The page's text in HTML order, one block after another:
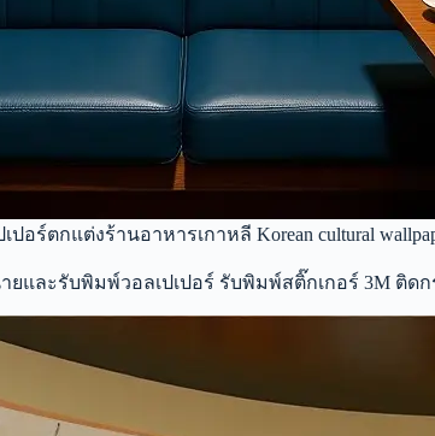
อร์ตกแต่งร้านอาหารเกาหลี Korean cultural
ายและรับพิมพ์วอลเปเปอร์ รับพิมพ์สติ๊กเกอร์ 3M